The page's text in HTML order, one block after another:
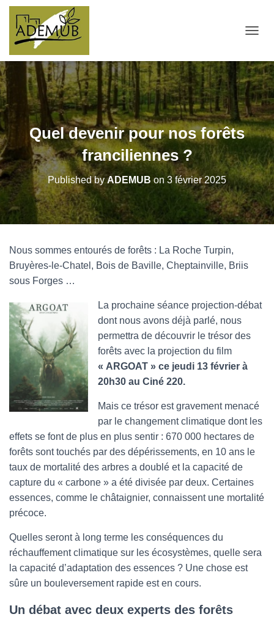
Quel devenir pour nos forêts
franciliennes ?
Published byADEMUB on 3 février 2025
Nous sommes entourés de forêts : La Roche Turpin,
Bruyères-le-Chatel, Bois de Baville, Cheptainville, Briis
sous Forges …
La prochaine séance projection-débat
dont nous avons déjà parlé, nous
permettra de découvrir le trésor des
forêts avec la projection du film
« ARGOAT » ce jeudi 13 février à
20h30 au Ciné 220.
Mais ce trésor est gravement menacé
par le changement climatique dont les
effets se font de plus en plus sentir : 670 000 hectares de
forêts sont touchés par des dépérissements, en 10 ans le
taux de mortalité des arbres a doublé et la capacité de
capture du « carbone » a été divisée par deux. Certaines
essences, comme le châtaignier, connaissent une mortalité
précoce.
Quelles seront à long terme les conséquences du
réchauffement climatique sur les écosystèmes, quelle sera
la capacité d’adaptation des essences ? Une chose est
sûre un bouleversement rapide est en cours.
Un débat avec deux experts des forêts